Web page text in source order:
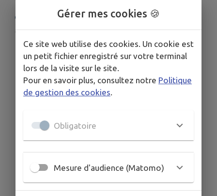
COORDONNÉES
www.naturose-30.fr
07 82 57 93 70
Gérer mes cookies 🍪
Ce site web utilise des cookies. Un cookie est
un petit fichier enregistré sur votre terminal
lors de la visite sur le site.
Pour en savoir plus, consultez notre Politique
de gestion des cookies.
Obligatoire
Mesure d'audience (Matomo)